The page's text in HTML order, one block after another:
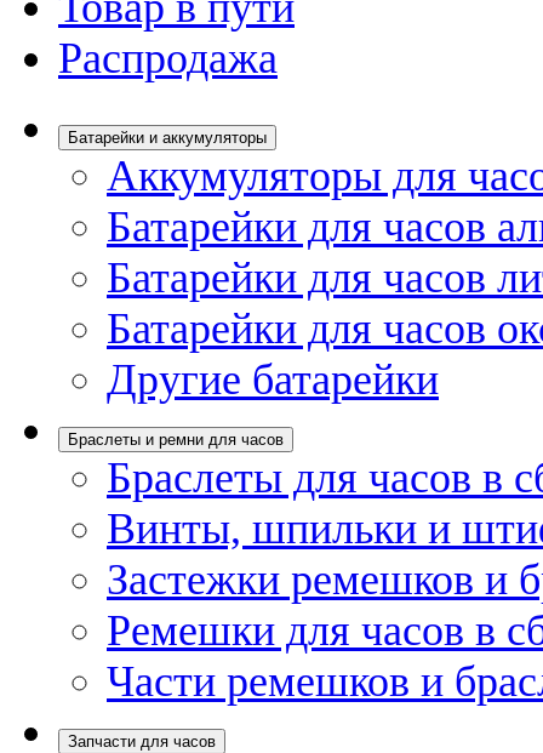
Распродажа
Батарейки и аккумуляторы
Аккумуляторы для
Батарейки для часов
Батарейки для часов
Батарейки для часов
Другие батарейки
Браслеты и ремни для часов
Браслеты для часов в
Винты, шпильки и
Застежки ремешков и
Ремешки для часов в
Части ремешков и
Запчасти для часов